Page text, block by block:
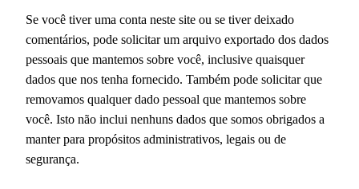
Se você tiver uma conta neste site ou se tiver deixado
comentários, pode solicitar um arquivo exportado dos dados
pessoais que mantemos sobre você, inclusive quaisquer
dados que nos tenha fornecido. Também pode solicitar que
removamos qualquer dado pessoal que mantemos sobre
você. Isto não inclui nenhuns dados que somos obrigados a
manter para propósitos administrativos, legais ou de
segurança.